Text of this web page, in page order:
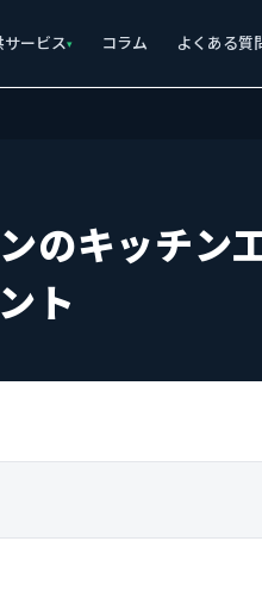
サービス コラム よくある質
のキッチン
ト